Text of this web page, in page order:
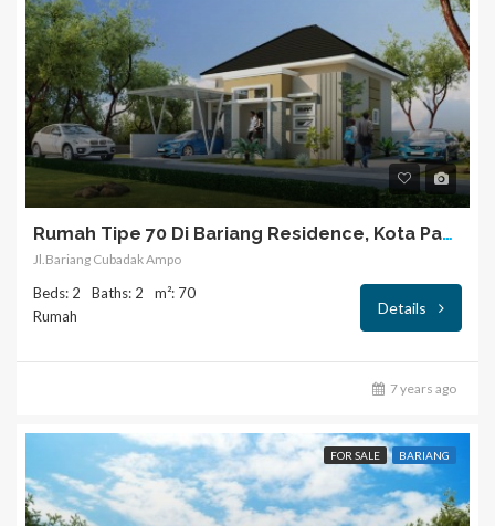
Rumah Tipe 70 Di Bariang Residence, Kota Padang
Jl.Bariang Cubadak Ampo
Beds: 2 Baths: 2
m²: 70
Rumah
Details
7 years ago
FOR SALE BARIANG